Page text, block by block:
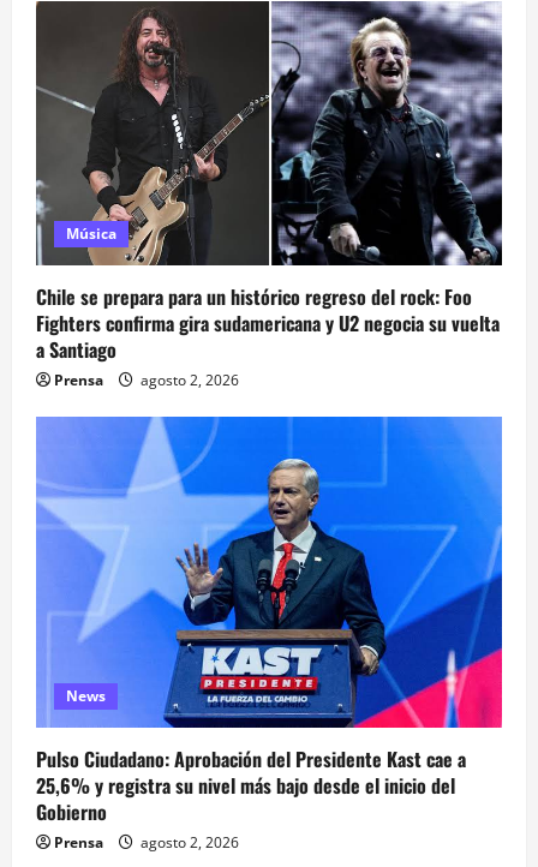
Música
Chile se prepara para un histórico regreso del rock: Foo
Fighters confirma gira sudamericana y U2 negocia su vuelta
a Santiago
Prensa agosto 2, 2026
News
Pulso Ciudadano: Aprobación del Presidente Kast cae a
25,6% y registra su nivel más bajo desde el inicio del
Gobierno
Prensa agosto 2, 2026